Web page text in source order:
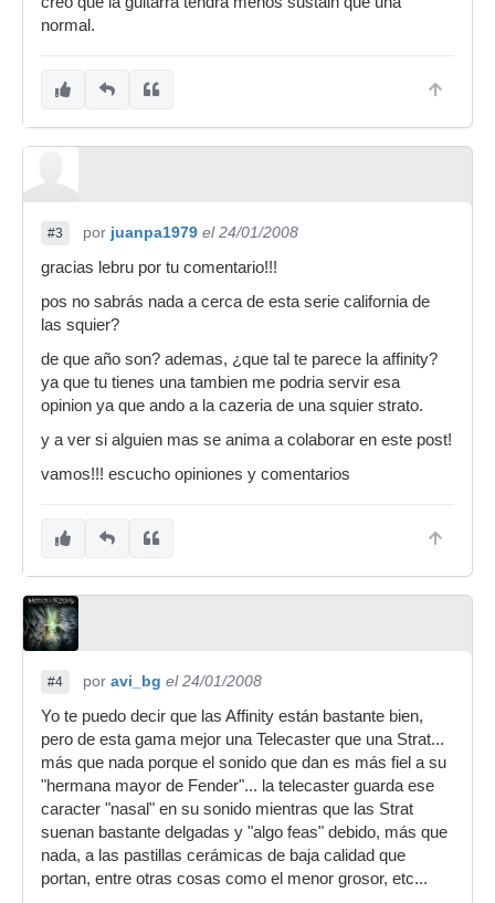
normal.
#3 por juanpa1979 el 24/01/2008
gracias lebru por tu comentario!!!
pos no sabrás nada a cerca de esta serie california de
las squier?
de que año son? ademas, ¿que tal te parece la affinity?
ya que tu tienes una tambien me podria servir esa
opinion ya que ando a la cazeria de una squier strato.
y a ver si alguien mas se anima a colaborar en este post!
vamos!!! escucho opiniones y comentarios
#4 por avi_bg el 24/01/2008
Yo te puedo decir que las Affinity están bastante bien,
pero de esta gama mejor una Telecaster que una Strat...
más que nada porque el sonido que dan es más fiel a su
"hermana mayor de Fender"... la telecaster guarda ese
caracter "nasal" en su sonido mientras que las Strat
suenan bastante delgadas y "algo feas" debido, más que
nada, a las pastillas cerámicas de baja calidad que
portan, entre otras cosas como el menor grosor, etc...